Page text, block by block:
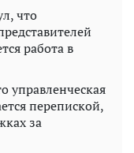
что
работа в
управленческая
перепиской,
за